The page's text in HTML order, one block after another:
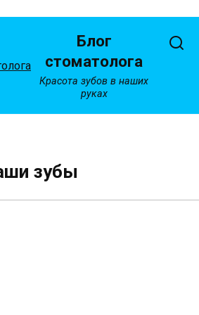
Блог
стоматолога
Красота зубов в наших
руках
зубы